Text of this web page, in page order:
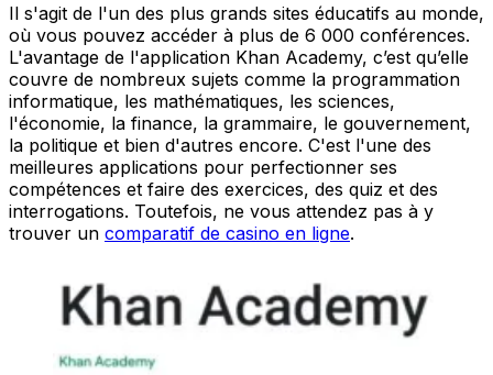
Il s'agit de l'un des plus grands sites éducatifs au monde,
où vous pouvez accéder à plus de 6 000 conférences.
L'avantage de l'application Khan Academy, c’est qu’elle
couvre de nombreux sujets comme la programmation
informatique, les mathématiques, les sciences,
l'économie, la finance, la grammaire, le gouvernement,
la politique et bien d'autres encore. C'est l'une des
meilleures applications pour perfectionner ses
compétences et faire des exercices, des quiz et des
interrogations. Toutefois, ne vous attendez pas à y
trouver un comparatif de casino en ligne.